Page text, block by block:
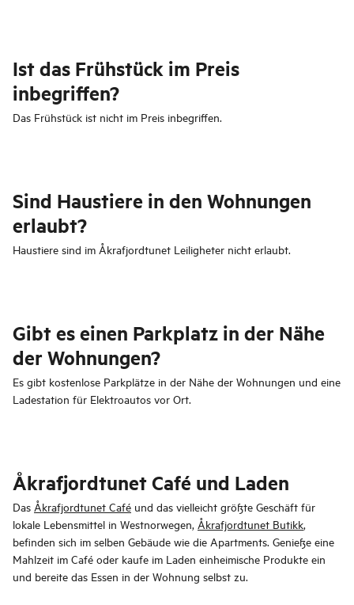
Ist das Frühstück im Preis
inbegriffen?
Das Frühstück ist nicht im Preis inbegriffen.
Sind Haustiere in den Wohnungen
erlaubt?
Haustiere sind im Åkrafjordtunet Leiligheter nicht erlaubt.
Gibt es einen Parkplatz in der Nähe
der Wohnungen?
Es gibt kostenlose Parkplätze in der Nähe der Wohnungen und eine
Ladestation für Elektroautos vor Ort.
Åkrafjordtunet Café und Laden
Das Åkrafjordtunet Café und das vielleicht größte Geschäft für
lokale Lebensmittel in Westnorwegen, Åkrafjordtunet Butikk,
befinden sich im selben Gebäude wie die Apartments. Genieße eine
Mahlzeit im Café oder kaufe im Laden einheimische Produkte ein
und bereite das Essen in der Wohnung selbst zu.